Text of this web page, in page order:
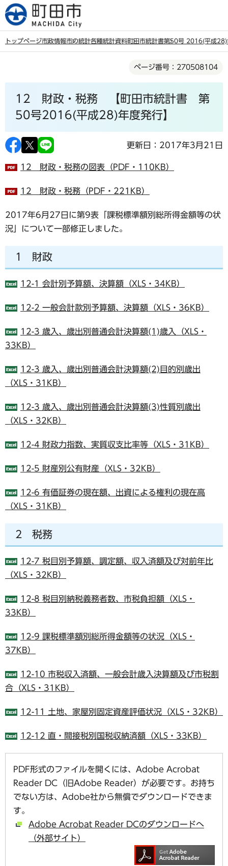
こ
の
トップページ市政情報市の統計各種統計資料町田市統計書第50号 2016(平成28)
ページ番号：270508104
12 財政・税務 【町田市統計書 第
50号2016(平成28)年度発行】
更新日：2017年3月21日
12 財政・税務の図表（PDF・110KB）
12 財政・税務（PDF・221KB）
2017年6月27日に第9表「課税標準額別総所得金額等の状
況」について一部修正しました。
1 財政
12-1 会計別予算額、決算額（XLS・34KB）
12-2 一般会計款別予算額、決算額（XLS・36KB）
12-3 歳入、歳出別普通会計決算額(1)歳入（XLS・
33KB）
12-3 歳入、歳出別普通会計決算額(2)目的別歳出
（XLS・31KB）
12-3 歳入、歳出別普通会計決算額(3)性質別歳出
（XLS・32KB）
12-4 財政力指数、実質収支比率等（XLS・31KB）
12-5 財産別公有財産（XLS・32KB）
12-6 有価証券の現在額、出資による権利の現在高
（XLS・31KB）
2 税務
12-7 税目別予算額、調定額、収入済額及び対前年比
（XLS・32KB）
12-8 税目別納税義務者数、市税負担額（XLS・
33KB）
12-9 課税標準額別総所得金額等の状況（XLS・
37KB）
12-10 市税収入済額、一般会計歳入決算額及び市税割
合（XLS・31KB）
12-11 土地、家屋別固定資産評価状況（XLS・32KB）
12-12 直・間接税別国税収納済額（XLS・33KB）
PDF形式のファイルを開くには、Adobe Acrobat
Reader DC（旧Adobe Reader）が必要です。お持ち
でない方は、Adobe社から無償でダウンロードできま
す。
Adobe Acrobat Reader DCのダウンロードへ
（外部サイト）